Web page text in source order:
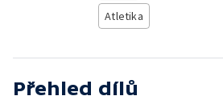
Atletika
Přehled dílů